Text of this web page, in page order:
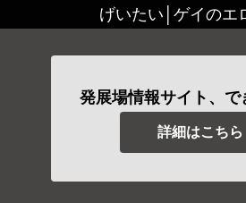
げいたい│ゲイのエ
発展場情報サイト、で
詳細はこちら